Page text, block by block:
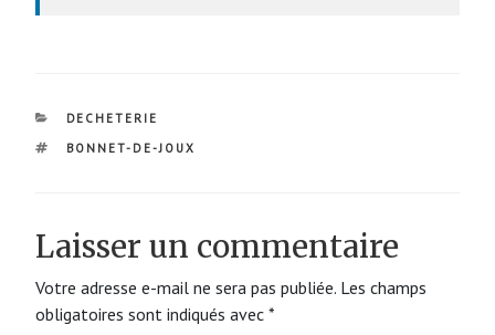
CATÉGORIES
DECHETERIE
ÉTIQUETTES
BONNET-DE-JOUX
Laisser un commentaire
Votre adresse e-mail ne sera pas publiée. Les champs
obligatoires sont indiqués avec *